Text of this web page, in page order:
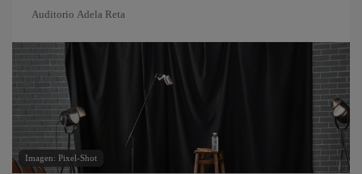
Auditorio Adela Reta
Imagen: Pixel-Shot